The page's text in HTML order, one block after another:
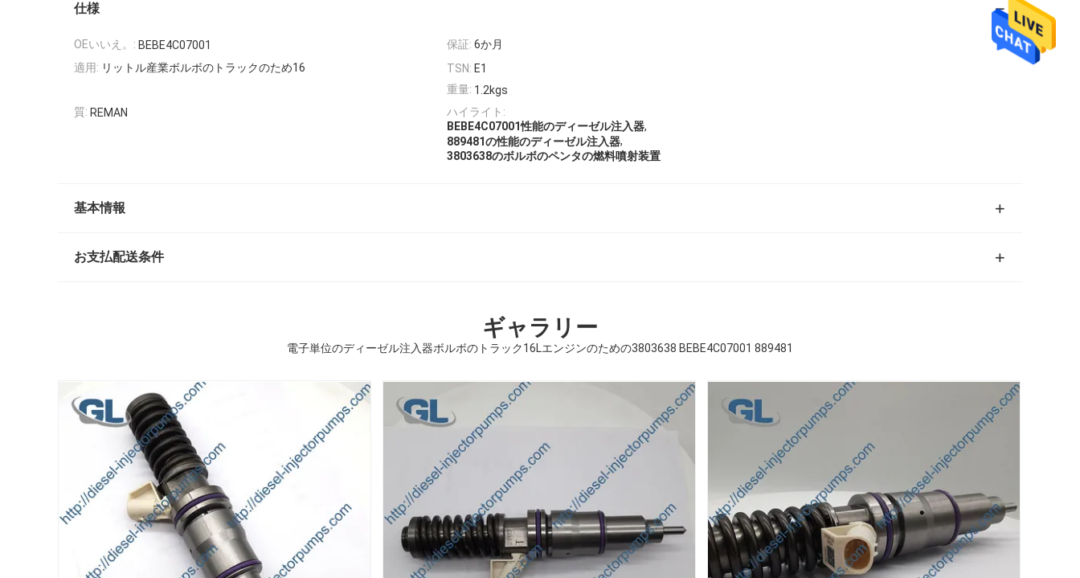
仕様
OEいいえ。: BEBE4C07001 保証: 6か月
適用: リットル産業ボルボのトラックのため16 TSN: E1
重量: 1.2kgs
質: REMAN
ハイライト:
BEBE4C07001性能のディーゼル注入器,
889481の性能のディーゼル注入器,
3803638のボルボのペンタの燃料噴射装置
基本情報
お支払配送条件
ギャラリー
電子単位のディーゼル注入器ボルボのトラック16Lエンジンのための3803638 BEBE4C07001 889481